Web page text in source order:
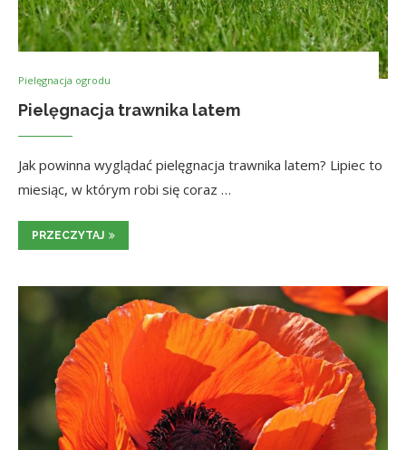
Pielęgnacja ogrodu
Pielęgnacja trawnika latem
Jak powinna wyglądać pielęgnacja trawnika latem? Lipiec to
miesiąc, w którym robi się coraz …
PRZECZYTAJ